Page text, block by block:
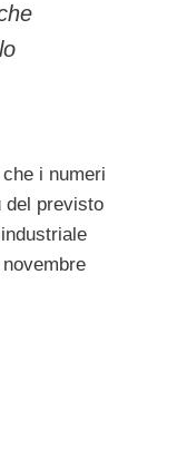
i numeri
del previsto